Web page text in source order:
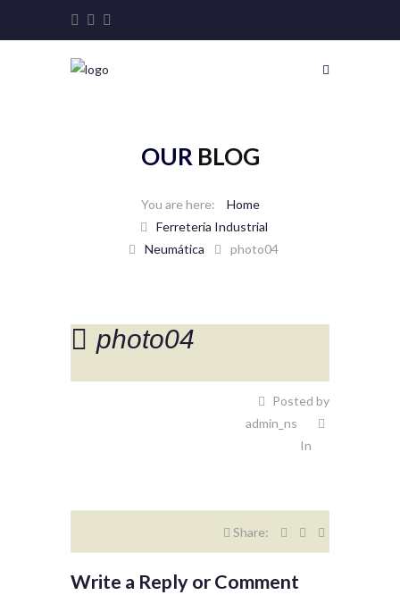
OUR BLOG
Home
Ferreteria Industrial
Neumática
photo04
photo04
Posted by
admin_ns
In
Share:
Write a Reply or Comment